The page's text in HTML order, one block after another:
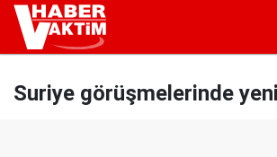
Suriye görüşmelerinde